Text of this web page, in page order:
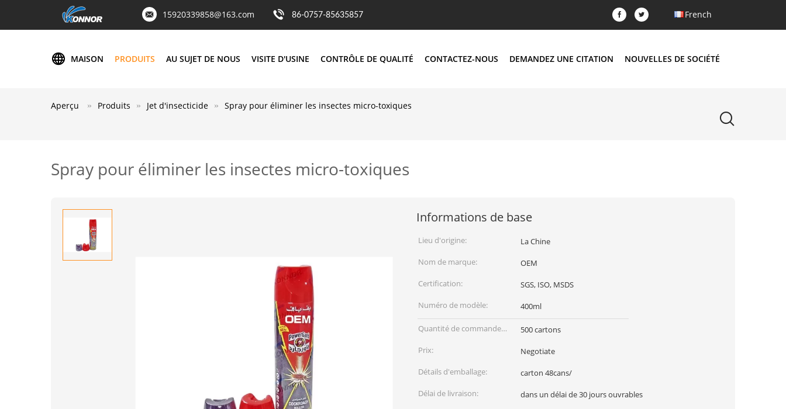
15920339858@163.com 86-0757-85635857 French
MAISON PRODUITS AU SUJET DE NOUS VISITE D'USINE CONTRÔLE DE QUALITÉ CONTACTEZ-NOUS DEMANDEZ UNE CITATION NOUVELLES DE SOCIÉTÉ
Aperçu Produits Jet d'insecticide Spray pour éliminer les insectes micro-toxiques
Spray pour éliminer les insectes micro-toxiques
Informations de base
Lieu d'origine:
La Chine
Nom de marque:
OEM
Certification:
SGS, ISO, MSDS
Numéro de modèle:
400ml
Quantité de commande
min:
500 cartons
Prix:
Negotiate
Détails d'emballage:
carton 48cans/
Délai de livraison:
dans un délai de 30 jours ouvrables